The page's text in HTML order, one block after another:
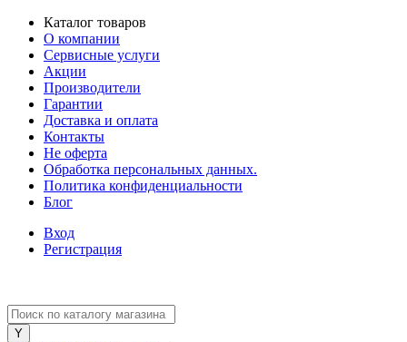
Каталог товаров
О компании
Сервисные услуги
Акции
Производители
Гарантии
Доставка и оплата
Контакты
Не оферта
Обработка персональных данных.
Политика конфиденциальности
Блог
Вход
Регистрация